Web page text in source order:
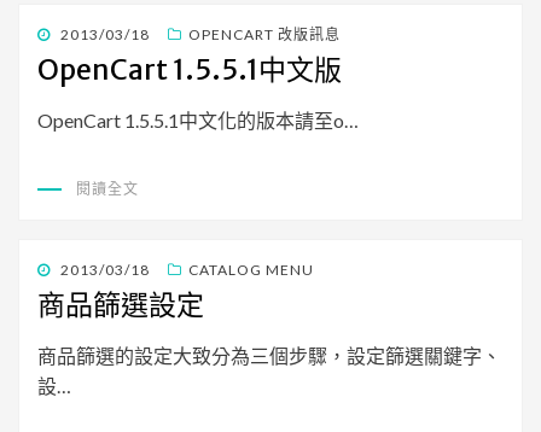
發
佈
日
2013/03/18 OPENCART 改版訊息
OpenCart 1.5.5.1中文版
OpenCart 1.5.5.1中文化的版本請至o…
閱讀全文
發
佈
日
2013/03/18 CATALOG MENU
商品篩選設定
商品篩選的設定大致分為三個步驟，設定篩選關鍵字、
設…